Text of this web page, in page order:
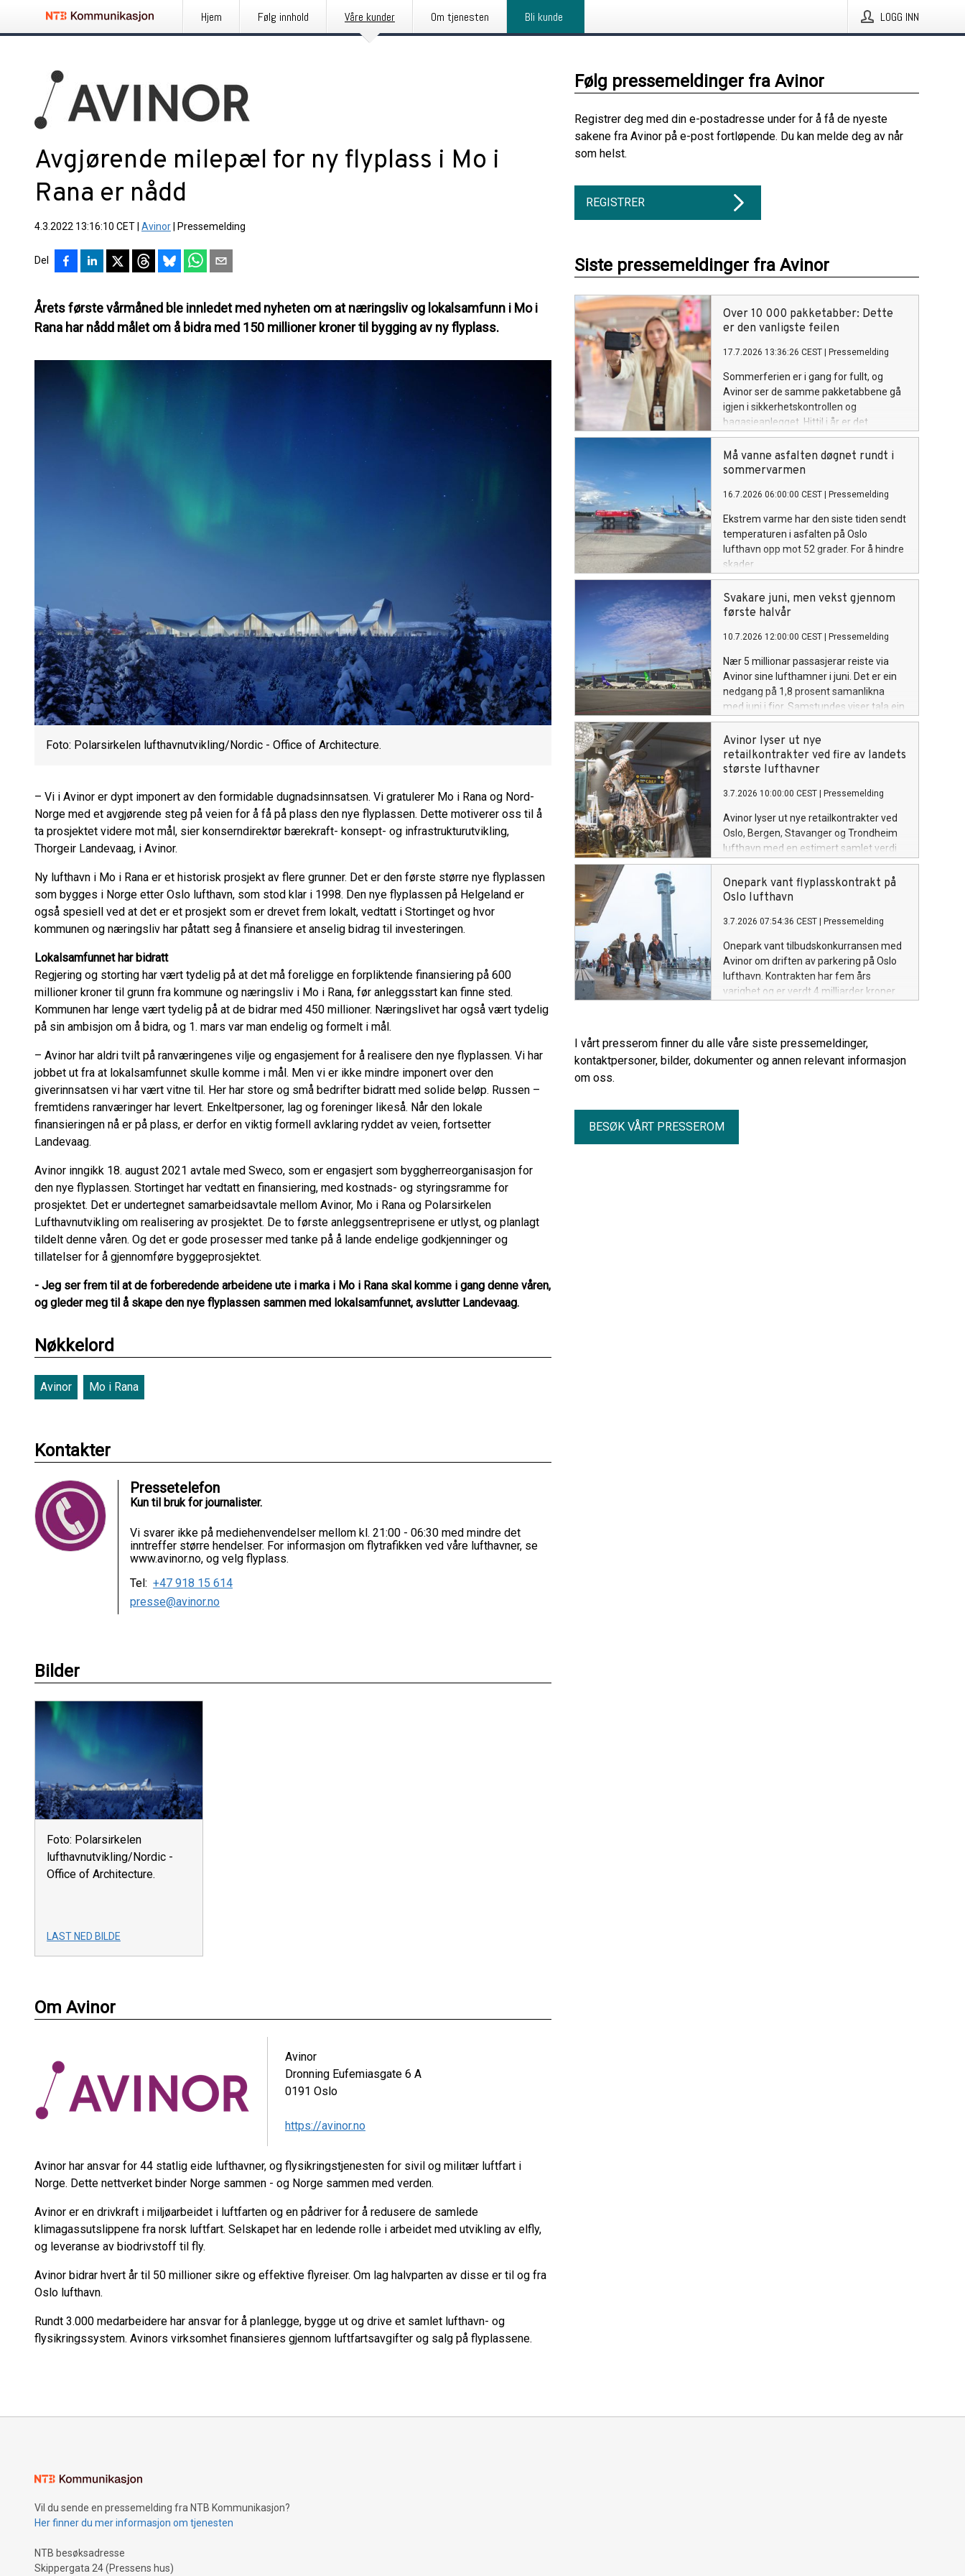
Hjem Følg innhold Våre kunder Om tjenesten Bli kunde LOGG INN
Avgjørende milepæl for ny flyplass i Mo i
Rana er nådd
4.3.2022 13:16:10 CET Avinor Pressemelding
Del
Årets første vårmåned ble innledet med nyheten om at næringsliv og lokalsamfunn i Mo i
Rana har nådd målet om å bidra med 150 millioner kroner til bygging av ny flyplass.
Foto: Polarsirkelen lufthavnutvikling/Nordic - Office of Architecture.
– Vi i Avinor er dypt imponert av den formidable dugnadsinnsatsen. Vi gratulerer Mo i Rana og Nord-
Norge med et avgjørende steg på veien for å få på plass den nye flyplassen. Dette motiverer oss til å
ta prosjektet videre mot mål, sier konserndirektør bærekraft- konsept- og infrastrukturutvikling,
Thorgeir Landevaag, i Avinor.
Ny lufthavn i Mo i Rana er et historisk prosjekt av flere grunner. Det er den første større nye flyplassen
som bygges i Norge etter Oslo lufthavn, som stod klar i 1998. Den nye flyplassen på Helgeland er
også spesiell ved at det er et prosjekt som er drevet frem lokalt, vedtatt i Stortinget og hvor
kommunen og næringsliv har påtatt seg å finansiere et anselig bidrag til investeringen.
Lokalsamfunnet har bidratt
Regjering og storting har vært tydelig på at det må foreligge en forpliktende finansiering på 600
millioner kroner til grunn fra kommune og næringsliv i Mo i Rana, før anleggsstart kan finne sted.
Kommunen har lenge vært tydelig på at de bidrar med 450 millioner. Næringslivet har også vært tydelig
på sin ambisjon om å bidra, og 1. mars var man endelig og formelt i mål.
– Avinor har aldri tvilt på ranværingenes vilje og engasjement for å realisere den nye flyplassen. Vi har
jobbet ut fra at lokalsamfunnet skulle komme i mål. Men vi er ikke mindre imponert over den
giverinnsatsen vi har vært vitne til. Her har store og små bedrifter bidratt med solide beløp. Russen –
fremtidens ranværinger har levert. Enkeltpersoner, lag og foreninger likeså. Når den lokale
finansieringen nå er på plass, er derfor en viktig formell avklaring ryddet av veien, fortsetter
Landevaag.
Avinor inngikk 18. august 2021 avtale med Sweco, som er engasjert som byggherreorganisasjon for
den nye flyplassen. Stortinget har vedtatt en finansiering, med kostnads- og styringsramme for
prosjektet. Det er undertegnet samarbeidsavtale mellom Avinor, Mo i Rana og Polarsirkelen
Lufthavnutvikling om realisering av prosjektet. De to første anleggsentreprisene er utlyst, og planlagt
tildelt denne våren. Og det er gode prosesser med tanke på å lande endelige godkjenninger og
tillatelser for å gjennomføre byggeprosjektet.
- Jeg ser frem til at de forberedende arbeidene ute i marka i Mo i Rana skal komme i gang denne våren,
og gleder meg til å skape den nye flyplassen sammen med lokalsamfunnet, avslutter Landevaag.
Nøkkelord
Avinor Mo i Rana
Kontakter
Pressetelefon
Kun til bruk for journalister.
Vi svarer ikke på mediehenvendelser mellom kl. 21:00 - 06:30 med mindre det
inntreffer større hendelser. For informasjon om flytrafikken ved våre lufthavner, se
www.avinor.no, og velg flyplass.
Tel: +47 918 15 614
presse@avinor.no
Bilder
Foto: Polarsirkelen
lufthavnutvikling/Nordic -
Office of Architecture.
LAST NED BILDE
Om Avinor
Avinor
Dronning Eufemiasgate 6 A
0191 Oslo
https://avinor.no
Avinor har ansvar for 44 statlig eide lufthavner, og flysikringstjenesten for sivil og militær luftfart i
Norge. Dette nettverket binder Norge sammen - og Norge sammen med verden.
Avinor er en drivkraft i miljøarbeidet i luftfarten og en pådriver for å redusere de samlede
klimagassutslippene fra norsk luftfart. Selskapet har en ledende rolle i arbeidet med utvikling av elfly,
og leveranse av biodrivstoff til fly.
Avinor bidrar hvert år til 50 millioner sikre og effektive flyreiser. Om lag halvparten av disse er til og fra
Oslo lufthavn.
Rundt 3.000 medarbeidere har ansvar for å planlegge, bygge ut og drive et samlet lufthavn- og
flysikringssystem. Avinors virksomhet finansieres gjennom luftfartsavgifter og salg på flyplassene.
Følg pressemeldinger fra Avinor
Registrer deg med din e-postadresse under for å få de nyeste
sakene fra Avinor på e-post fortløpende. Du kan melde deg av når
som helst.
REGISTRER
Siste pressemeldinger fra Avinor
Over 10 000 pakketabber: Dette
er den vanligste feilen
17.7.2026 13:36:26 CEST Pressemelding
Sommerferien er i gang for fullt, og
Avinor ser de samme pakketabbene gå
igjen i sikkerhetskontrollen og
bagasjeanlegget. Hittil i år er det
registrert over 10 000 tilfeller av
feilpakket farlig gods ved Avinors
lufthavner. Over åtte av ti tilfeller gjelder
Må vanne asfalten døgnet rundt i
sommervarmen
16.7.2026 06:00:00 CEST Pressemelding
Ekstrem varme har den siste tiden sendt
temperaturen i asfalten på Oslo
lufthavn opp mot 52 grader. For å hindre
skader
på flyoppstillingsplasser og taksebaner må
brannmannskapene jevnlig rykke ut og
kjøle ned asfalten med tusenvis av liter
Svakare juni, men vekst gjennom
første halvår
10.7.2026 12:00:00 CEST Pressemelding
Nær 5 millionar passasjerar reiste via
Avinor sine lufthamner i juni. Det er ein
nedgang på 1,8 prosent samanlikna
med juni i fjor. Samstundes viser tala ein
samla vekst på 2,1 prosent så langt i år.
Avinor lyser ut nye
retailkontrakter ved fire av landets
største lufthavner
3.7.2026 10:00:00 CEST Pressemelding
Avinor lyser ut nye retailkontrakter ved
Oslo, Bergen, Stavanger og Trondheim
lufthavn med en estimert samlet verdi
på over 4,5 milliarder kroner over en
femårsperiode.
Onepark vant flyplasskontrakt på
Oslo lufthavn
3.7.2026 07:54:36 CEST Pressemelding
Onepark vant tilbudskonkurransen med
Avinor om driften av parkering på Oslo
lufthavn. Kontrakten har fem års
varighet og er verdt 4 milliarder kroner.
I vårt presserom finner du alle våre siste pressemeldinger,
kontaktpersoner, bilder, dokumenter og annen relevant informasjon
om oss.
BESØK VÅRT PRESSEROM
Vil du sende en pressemelding fra NTB Kommunikasjon?
Her finner du mer informasjon om tjenesten
NTB besøksadresse
Skippergata 24 (Pressens hus)